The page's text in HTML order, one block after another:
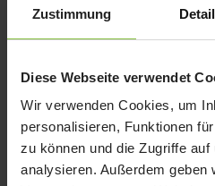
Zustimmung
Diese Webseite verwendet
Wir verwenden Cookies, um
personalisieren, Funktionen
zu können und die Zugriffe
analysieren. Außerdem geben
iPod touch
Kabel & Adapter
Lightning
Mac mini
Mac Pro